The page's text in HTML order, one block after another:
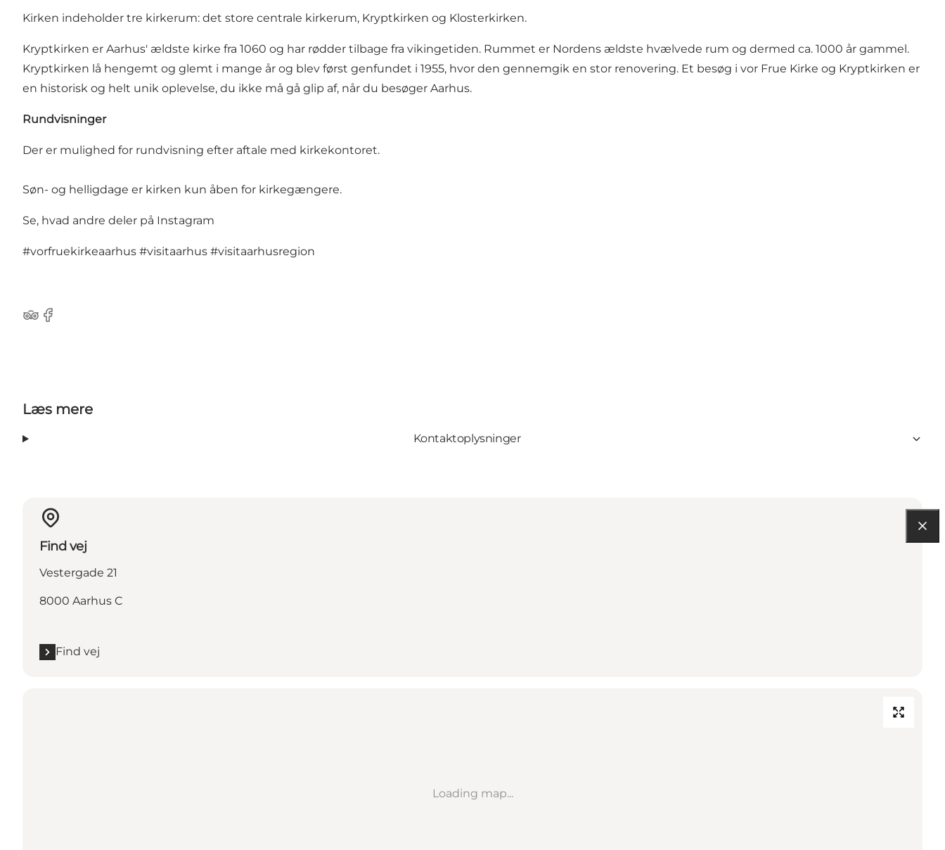
Kirken indeholder tre kirkerum: det store centrale kirkerum, Kryptkirken og Klosterkirken.
Kryptkirken er Aarhus' ældste kirke fra 1060 og har rødder tilbage fra vikingetiden. Rummet er Nordens ældste hvælvede rum og dermed ca. 1000 år gammel.
Kryptkirken lå hengemt og glemt i mange år og blev først genfundet i 1955, hvor den gennemgik en stor renovering. Et besøg i vor Frue Kirke og Kryptkirken er
en historisk og helt unik oplevelse, du ikke må gå glip af, når du besøger Aarhus.
Rundvisninger
Der er mulighed for rundvisning efter aftale med kirkekontoret.
Søn- og helligdage er kirken kun åben for kirkegængere.
Se, hvad andre deler på Instagram
#vorfruekirkeaarhus #visitaarhus #visitaarhusregion
Tripadvisor
Facebook
Læs mere
Kontaktoplysninger
Find vej
Vestergade 21
8000 Aarhus C
Find vej
Loading map...